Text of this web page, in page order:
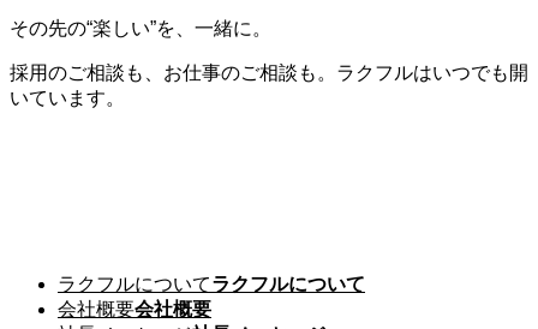
その先の“楽しい”を、一緒に。
採用のご相談も、お仕事のご相談も。ラクフルはいつでも開
いています。
ラクフルについてラクフルについて
会社概要会社概要